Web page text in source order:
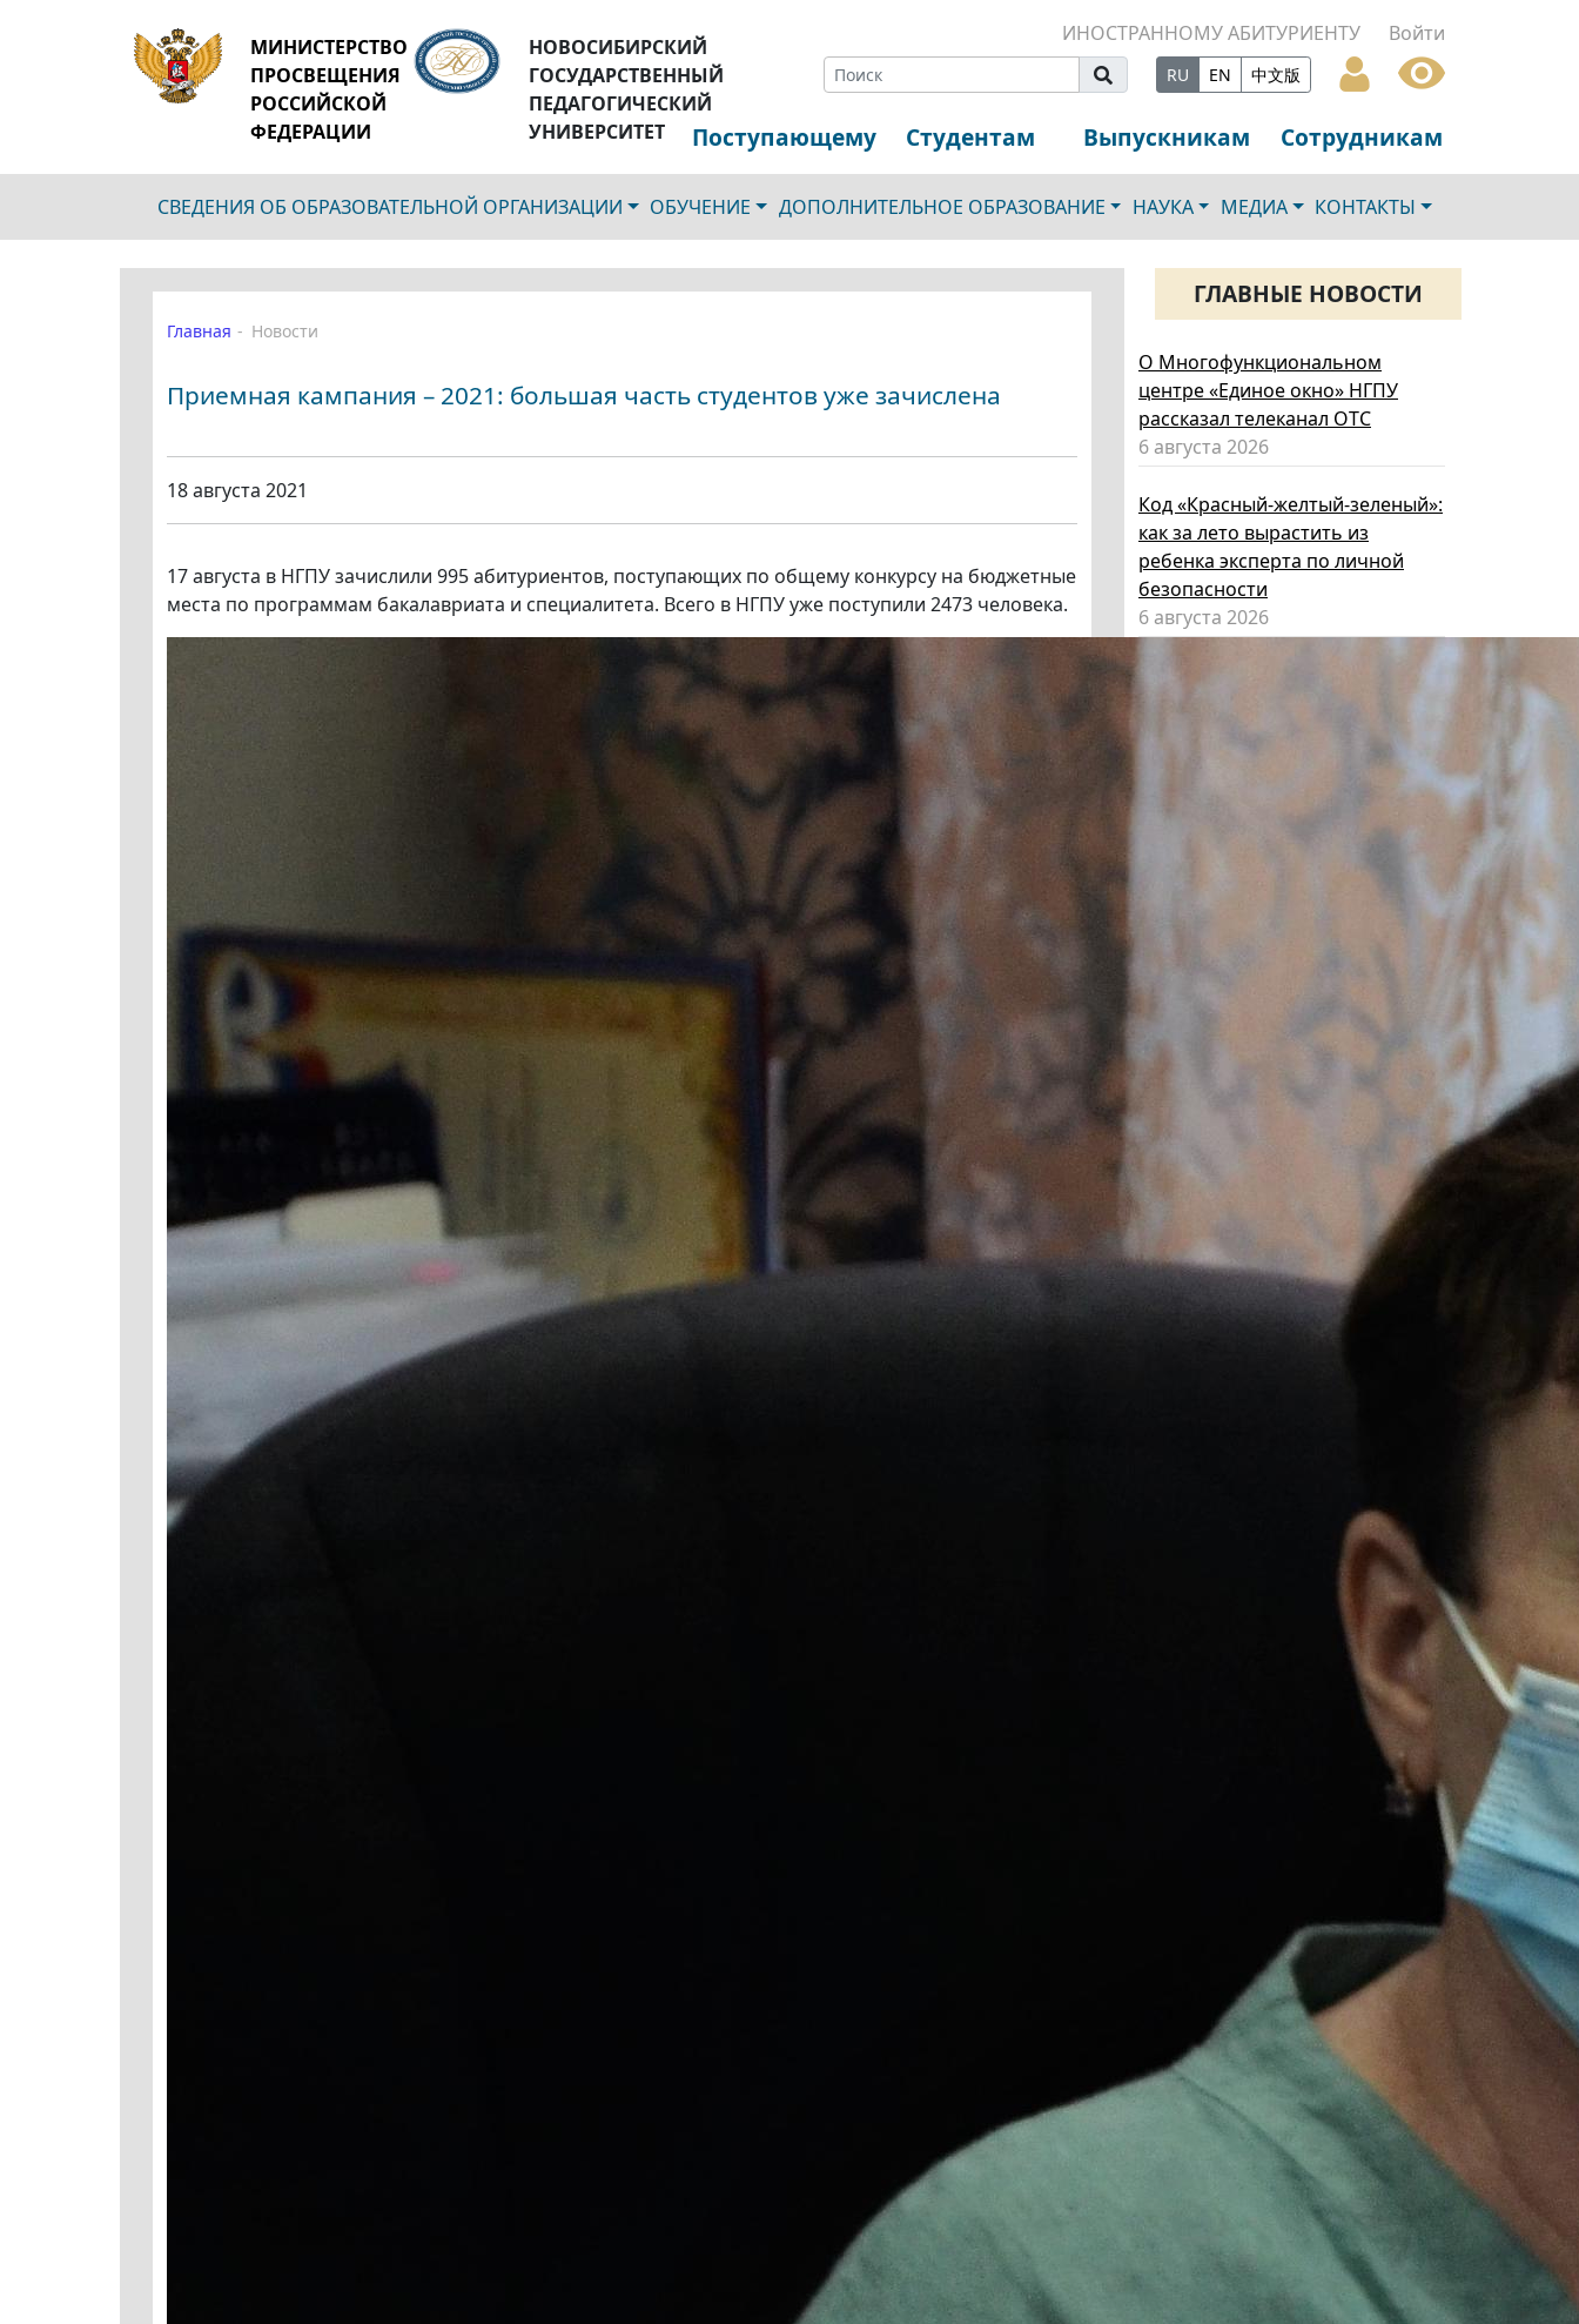
МИНИСТЕРСТВО
ПРОСВЕЩЕНИЯ
РОССИЙСКОЙ
ФЕДЕРАЦИИ
НОВОСИБИРСКИЙ
ГОСУДАРСТВЕННЫЙ
ПЕДАГОГИЧЕСКИЙ
УНИВЕРСИТЕТ
ИНОСТРАННОМУ АБИТУРИЕНТУ Войти
RU EN 中文版
Поступающему Студентам Выпускникам Сотрудникам
СВЕДЕНИЯ ОБ ОБРАЗОВАТЕЛЬНОЙ ОРГАНИЗАЦИИ ОБУЧЕНИЕ ДОПОЛНИТЕЛЬНОЕ ОБРАЗОВАНИЕ НАУКА МЕДИА КОНТАКТЫ
Главная Новости
Приемная кампания – 2021: большая часть студентов уже зачислена
18 августа 2021
17 августа в НГПУ зачислили 995 абитуриентов, поступающих по общему конкурсу на бюджетные
места по программам бакалавриата и специалитета. Всего в НГПУ уже поступили 2473 человека.
ГЛАВНЫЕ НОВОСТИ
О Многофункциональном
центре «Единое окно» НГПУ
рассказал телеканал ОТС
6 августа 2026
Код «Красный-желтый-зеленый»:
как за лето вырастить из
ребенка эксперта по личной
безопасности
6 августа 2026
выбрать «умные» очки и как ими
пользоваться, чтобы не
региональный компонент курса
5 августа 2026
НГПУ ждет первокурсников на
собрания по зачислению
В НГПУ состоялось зачисление
отдельной и особой квотам
3 августа 2026